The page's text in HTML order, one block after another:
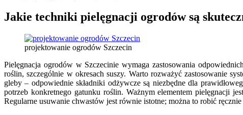
Jakie techniki pielęgnacji ogrodów są
projektowanie ogrodów Szczecin
Pielęgnacja ogrodów w Szczecinie wymaga zastosowania
roślin, szczególnie w okresach suszy. Warto rozważyć zastosowanie
gleby – odpowiednie składniki odżywcze są niezbędne dla
potrzeb konkretnego gatunku roślin. Ważnym elementem pielęgnacji
Regularne usuwanie chwastów jest równie istotne; można to robić